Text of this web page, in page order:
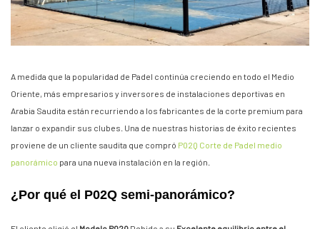
A medida que la popularidad de Padel continúa creciendo en todo el Medio
Oriente, más empresarios y inversores de instalaciones deportivas en
Arabia Saudita están recurriendo a los fabricantes de la corte premium para
lanzar o expandir sus clubes. Una de nuestras historias de éxito recientes
proviene de un cliente saudita que compró P02Q Corte de Padel medio
panorámico para una nueva instalación en la región.
¿Por qué el P02Q semi-panorámico?